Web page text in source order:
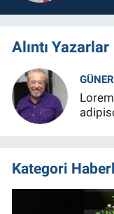
Alıntı Yazarlar
Kategori